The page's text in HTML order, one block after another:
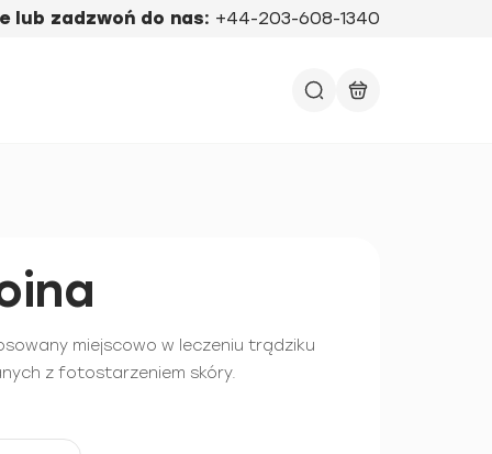
lub zadzwoń do nas: +44-203-608-1340
miejscowo w leczeniu trądziku
z fotostarzeniem skóry.